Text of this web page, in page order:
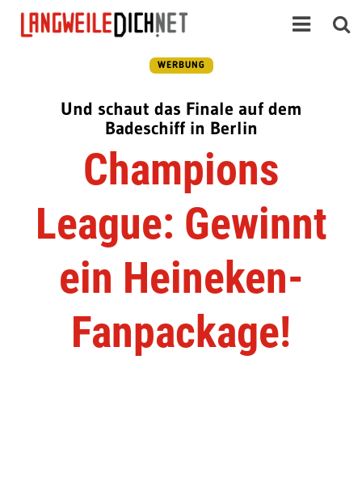
WERBUNG
Und schaut das Finale auf dem
Badeschiff in Berlin
Champions
League: Gewinnt
ein Heineken-
Fanpackage!